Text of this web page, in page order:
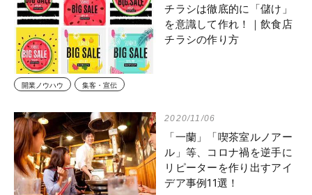
チラシは徹底的に「儲け」
を意識して作れ！｜飲食店
チラシの作り方
開業ノウハウ 集客・宣伝
2020/11/06
「一蘭」「喫茶室ルノアー
ル」等、コロナ禍を逆手に
リピーターを作り出すアイ
デア事例11選！